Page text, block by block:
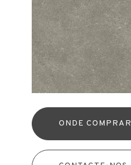
ONDE COMPRAR